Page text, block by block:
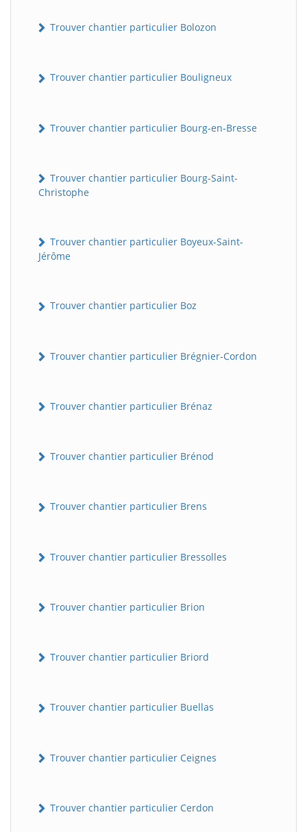
Trouver chantier particulier Bolozon
Trouver chantier particulier Bouligneux
Trouver chantier particulier Bourg-en-Bresse
Trouver chantier particulier Bourg-Saint-
Christophe
Trouver chantier particulier Boyeux-Saint-
Jérôme
Trouver chantier particulier Boz
Trouver chantier particulier Brégnier-Cordon
Trouver chantier particulier Brénaz
Trouver chantier particulier Brénod
Trouver chantier particulier Brens
Trouver chantier particulier Bressolles
Trouver chantier particulier Brion
Trouver chantier particulier Briord
Trouver chantier particulier Buellas
Trouver chantier particulier Ceignes
Trouver chantier particulier Cerdon